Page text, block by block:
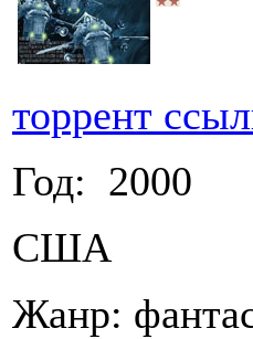
торрент
Год: 2000
США
Жанр: